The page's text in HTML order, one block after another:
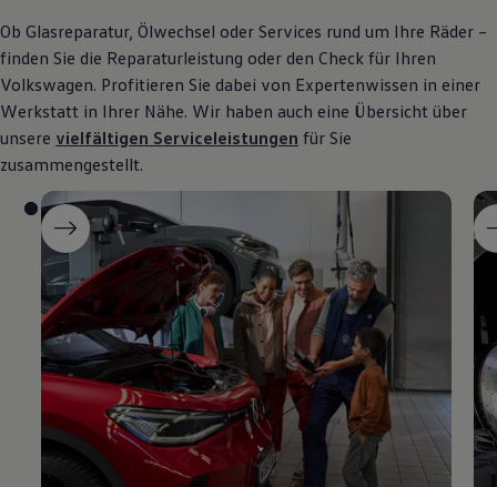
Ob Glasreparatur, Ölwechsel oder Services rund um Ihre Räder –
finden Sie die Reparaturleistung oder den Check für Ihren
Volkswagen. Profitieren Sie dabei von Expertenwissen in einer
Werkstatt in Ihrer Nähe. Wir haben auch eine Übersicht über
unsere vielfältigen Serviceleistungen für Sie
zusammengestellt.